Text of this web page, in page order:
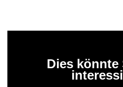
Dies könnte